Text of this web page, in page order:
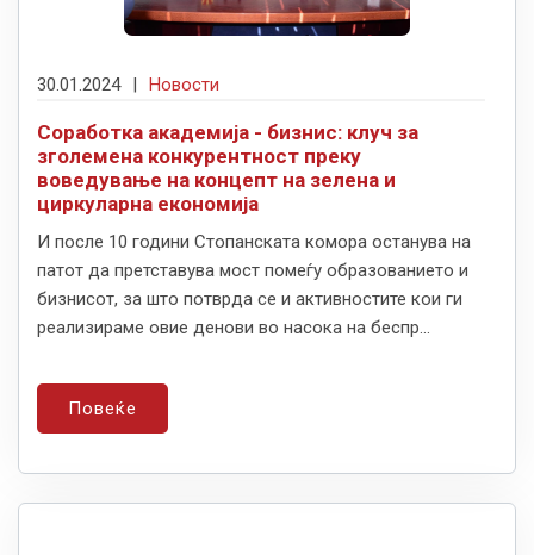
30.01.2024 | Новости
Соработка академија - бизнис: клуч за
зголемена конкурентност преку
воведување на концепт на зелена и
циркуларна економија
И после 10 години Стопанската комора останува на
патот да претставува мост помеѓу образованието и
бизнисот, за што потврда се и активностите кои ги
реализираме овие денови во насока на беспр...
Повеќе